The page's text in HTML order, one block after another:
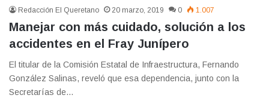
Redacción El Queretano 20 marzo, 2019 0 1.007
Manejar con más cuidado, solución a los
accidentes en el Fray Junípero
El titular de la Comisión Estatal de Infraestructura, Fernando
González Salinas, reveló que esa dependencia, junto con la
Secretarías de…